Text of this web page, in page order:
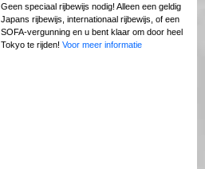
Geen speciaal rijbewijs nodig! Alleen een geldig
Japans rijbewijs, internationaal rijbewijs, of een
SOFA-vergunning en u bent klaar om door heel
Tokyo te rijden! Voor meer informatie